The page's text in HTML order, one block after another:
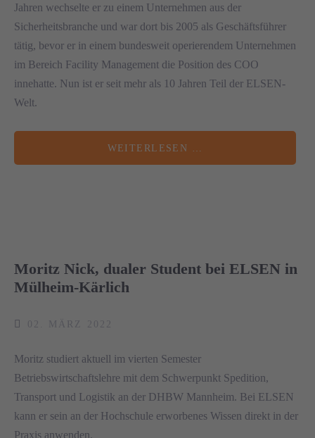
Jahren wechselte er zu einem Unternehmen aus der
Sicherheitsbranche und war dort bis 2005 als Geschäftsführer
tätig, bevor er in einem bundesweit operierendem Unternehmen
im Bereich Facility Management die Position des COO
innehatte. Nun ist er seit mehr als 10 Jahren Teil der ELSEN-
Welt.
WEITERLESEN …
Moritz Nick, dualer Student bei ELSEN in
Mülheim-Kärlich
02. MÄRZ 2022
Moritz studiert aktuell im vierten Semester
Betriebswirtschaftslehre mit dem Schwerpunkt Spedition,
Transport und Logistik an der DHBW Mannheim. Bei ELSEN
kann er sein an der Hochschule erworbenes Wissen direkt in der
Praxis anwenden.